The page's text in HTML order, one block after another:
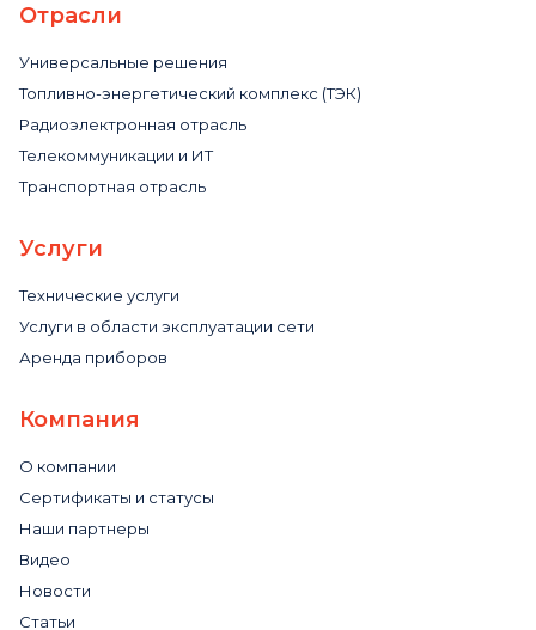
Отрасли
Универсальные решения
Топливно-энергетический комплекс (ТЭК)
Радиоэлектронная отрасль
Телекоммуникации и ИТ
Транспортная отрасль
Услуги
Технические услуги
Услуги в области эксплуатации сети
Аренда приборов
Компания
О компании
Сертификаты и статусы
Наши партнеры
Видео
Новости
Статьи